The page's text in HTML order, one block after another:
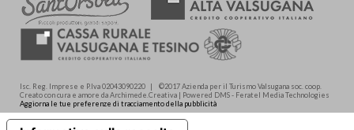
Isc. Reg. Imprese e P.Iva 02043090220 | ©2017 Azienda per il Turismo Valsugana soc. coop.
Creato con cura e amore da Archimede.Creativa | Powered DMS - Feratel Media Technologies
Aggiorna le tue preferenze di tracciamento della pubblicità